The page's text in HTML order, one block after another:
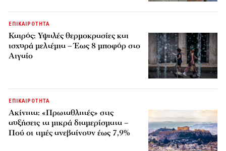
ΕΠΙΚΑΙΡΟΤΗΤΑ
Καιρός: Υψηλές θερμοκρασίες και
ισχυρά μελτέμια – Έως 8 μποφόρ στο
Αιγαίο
ΕΠΙΚΑΙΡΟΤΗΤΑ
Ακίνητα: «Πρωταθλητές» στις
αυξήσεις τα μικρά διαμερίσματα –
Πού οι τιμές ανεβαίνουν έως 7,9%